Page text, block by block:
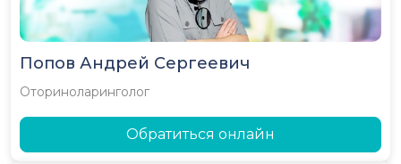
Попов Андрей Сергеевич
Оториноларинголог
Обратиться онлайн